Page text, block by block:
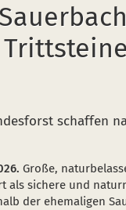
schaffen
Große,
als sichere und
der ehemaligen